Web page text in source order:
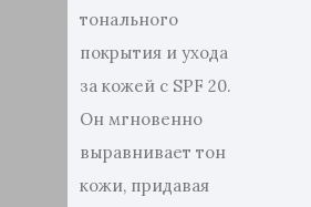
тонального
покрытия и ухода
за кожей с SPF 20.
Он мгновенно
выравнивает тон
кожи, придавая